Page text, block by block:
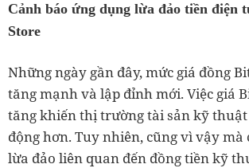
Cảnh báo ứng dụng lừa đảo tiền điện
Store
Những ngày gần đây, mức giá đồng
tăng mạnh và lập đỉnh mới. Việc giá
tăng khiến thị trường tài sản kỹ
động hơn. Tuy nhiên, cũng vì vậy mà
lừa đảo liên quan đến đồng tiền kỹ